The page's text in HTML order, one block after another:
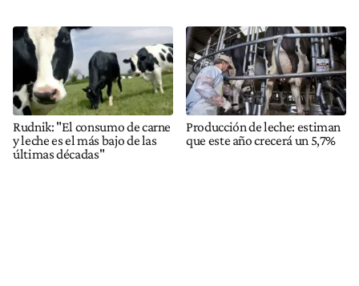
Rudnik: "El consumo de carne
y leche es el más bajo de las
últimas décadas"
Producción de leche: estiman
que este año crecerá un 5,7%